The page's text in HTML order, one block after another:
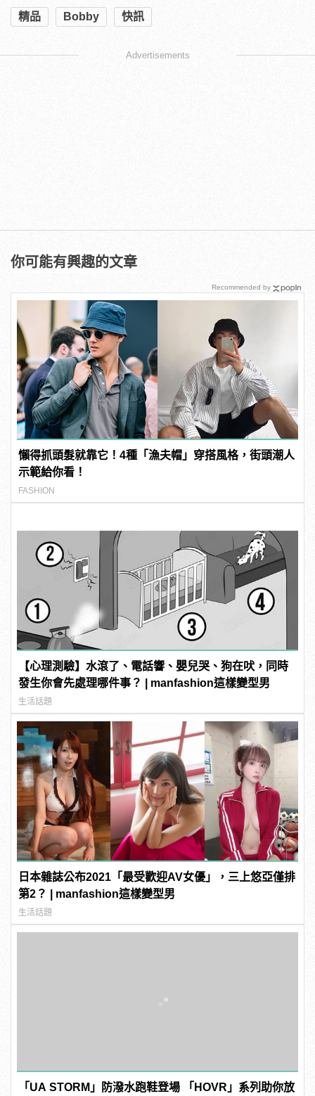
精品 Bobby 快訊
Advertisements
你可能有興趣的文章
懶得抓頭髮就靠它！4種「漁夫帽」穿搭風格，街頭潮人
示範給你看！
FASHION
【心理測驗】水滾了、電話響、嬰兒哭、狗在吠，同時
發生你會先處理哪件事？ | manfashion這樣變型男
生活話題
日本雜誌公布2021「最受歡迎AV女優」，三上悠亞僅排
第2？ | manfashion這樣變型男
生活話題
「UA STORM」防潑水跑鞋登場 「HOVR」系列助你放
Recommended by